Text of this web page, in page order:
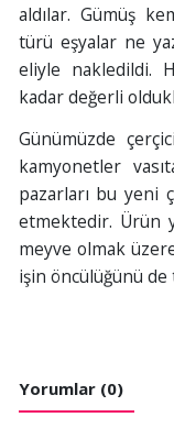
aldılar. Gümüş
türü eşyalar ne
eliyle nakledildi.
kadar değerli
Günümüzde
kamyonetler
pazarları bu yeni
etmektedir. Ürün
meyve olmak
işin öncülüğünü
Yorumlar (0)